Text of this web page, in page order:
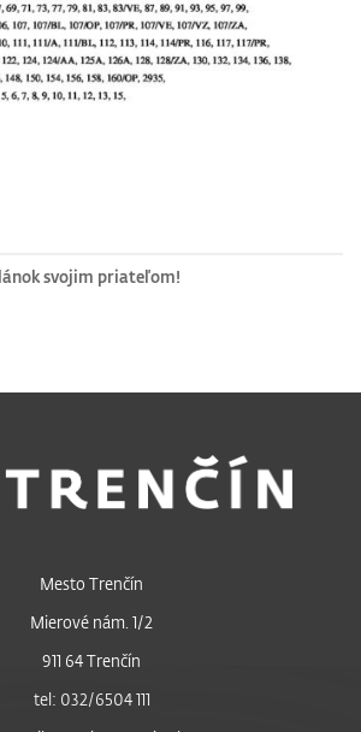
svojim priateľom!
Mesto Trenčín
Mierové nám. 1/2
911 64 Trenčín
tel: 032/6504 111